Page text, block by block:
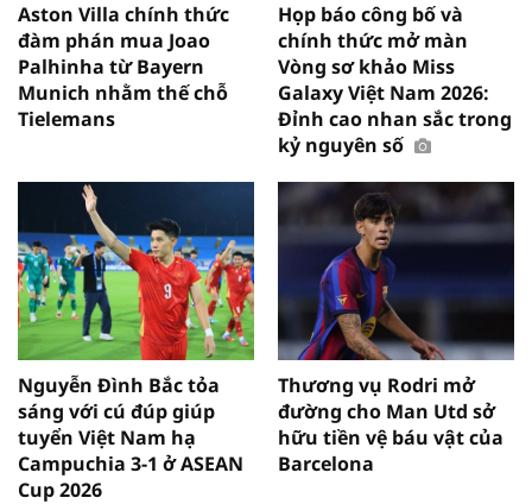
Aston Villa chính thức
đàm phán mua Joao
Palhinha từ Bayern
Munich nhằm thế chỗ
Tielemans
Họp báo công bố và
chính thức mở màn
Vòng sơ khảo Miss
Galaxy Việt Nam 2026:
Đỉnh cao nhan sắc trong
kỷ nguyên số
Nguyễn Đình Bắc tỏa
sáng với cú đúp giúp
tuyển Việt Nam hạ
Campuchia 3-1 ở ASEAN
Cup 2026
Thương vụ Rodri mở
đường cho Man Utd sở
hữu tiền vệ báu vật của
Barcelona